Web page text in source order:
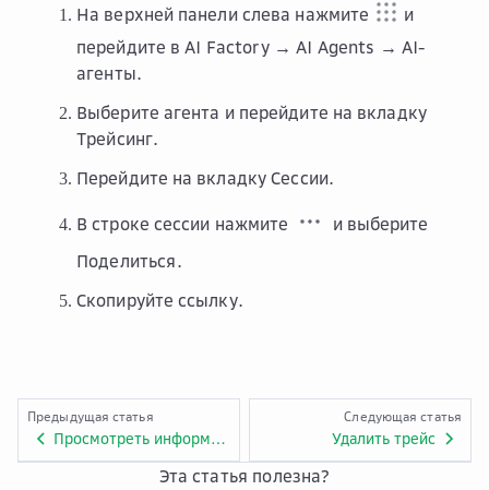
На верхней панели слева нажмите
и
перейдите вAI Factory → AI Agents → AI-
агенты.
Выберите агента и перейдите на вкладку
Трейсинг.
Перейдите на вкладкуСессии.
В строке сессии нажмите
и выберите
Поделиться.
Скопируйте ссылку.
Предыдущая статья
Просмотреть информацию о сессии
Следующая статья
Удалить трейс
Эта статья полезна?